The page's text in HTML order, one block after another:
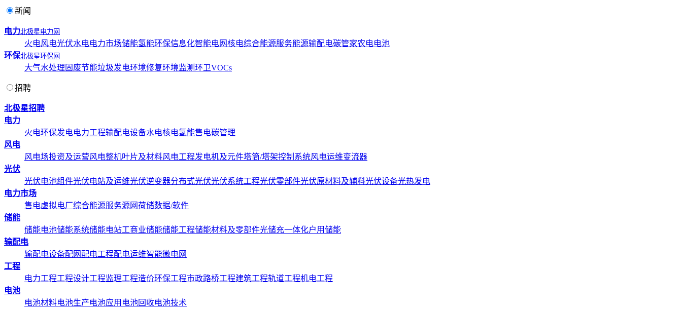
新闻
电力北极星电力网
火电风电光伏水电电力市场储能氢能环保信息化智能电网核电综合能源服务能源输配电碳管家农电电池
环保北极星环保网
大气水处理 固废节能垃圾发电环境修复环境监测环卫VOCs
招聘
北极星招聘
电力
火电环保发电电力工程输配电设备水电核电氢能售电碳管理
风电
风电场投资及运营风电整机叶片及材料风电工程发电机及元件塔筒/塔架控制系统风电运维变流器
光伏
光伏电池组件光伏电站及运维光伏逆变器分布式光伏光伏系统工程光伏零部件光伏原材料及辅料光伏设备光热发电
电力市场
售电虚拟电厂综合能源服务源网荷储数据/软件
储能
储能电池储能系统储能电站工商业储能储能工程储能材料及零部件光储充一体化户用储能
输配电
输配电设备配网配电工程配电运维智能微电网
工程
电力工程工程设计工程监理工程造价环保工程市政路桥工程建筑工程轨道工程机电工程
电池
电池材料电池生产电池应用 电池回收电池技术